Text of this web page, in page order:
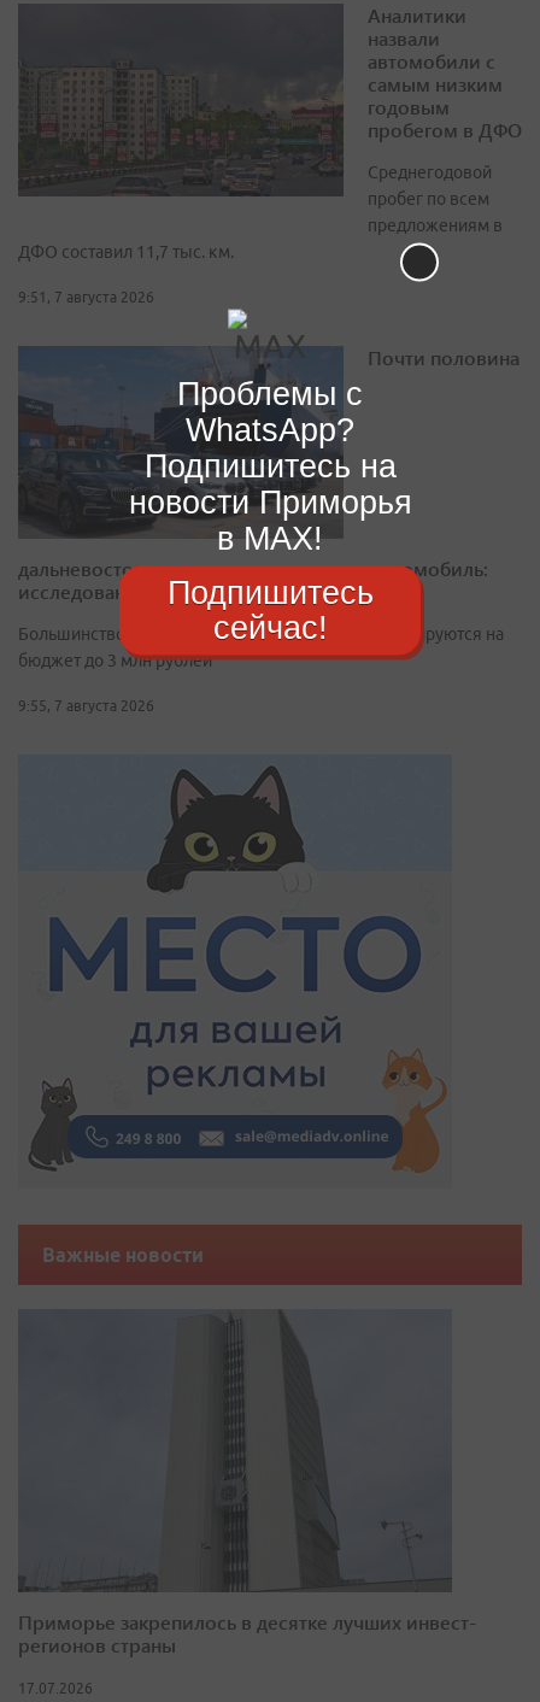
Аналитики
назвали
автомобили с
самым низким
годовым
пробегом в ДФО
Среднегодовой
пробег по всем
предложениям в
ДФО составил 11,7 тыс. км.
9:51, 7 августа 2026
Почти половина
дальневосточников готовы купить электромобиль:
исследование
Большинство потенциальных покупателей ориентируются на
бюджет до 3 млн рублей
9:55, 7 августа 2026
Важные новости
Приморье закрепилось в десятке лучших инвест-
регионов страны
17.07.2026
Проблемы с
WhatsApp?
Подпишитесь на
новости Приморья
в MAX!
Подпишитесь
сейчас!